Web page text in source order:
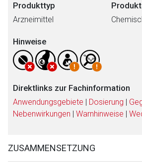
Produkttyp
Arzneimittel
Hinweise
Direktlinks zur Fachinformation
Anwendungsgebiete | Dosierung |
Nebenwirkungen | Warnhinweise |
ZUSAMMENSETZUNG